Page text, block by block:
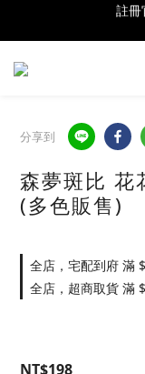
全館消
全館消
分享到
森夢斑比 花
(多色販售)
全店，宅配到府 滿
全店，超商取貨 滿
NT$198